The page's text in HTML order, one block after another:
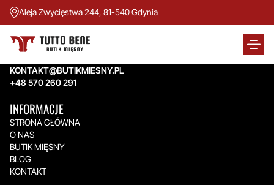
Aleja Zwycięstwa 244, 81-540 Gdynia
TUTTO BENE BUTIK MIĘSNY
Aleja Zwycięstwa 244,
KONTAKT@BUTIKMIESNY.PL
+48 570 260 291
INFORMACJE
STRONA GŁÓWNA
O NAS
BUTIK MIĘSNY
BLOG
KONTAKT